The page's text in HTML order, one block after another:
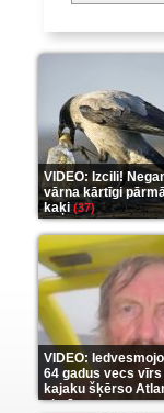
VIDEO: Izcili!
vārna kārtīgi
kaķi(37)
VIDEO:
64 gadus vecs vīrs
kajaku šķērso
okeānu(5)